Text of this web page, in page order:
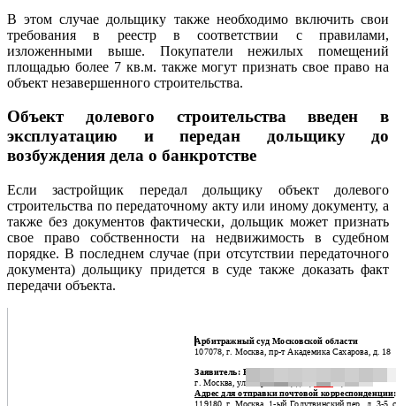
В этом случае дольщику также необходимо включить свои
требования в реестр в соответствии с правилами,
изложенными выше. Покупатели нежилых помещений
площадью более 7 кв.м. также могут признать свое право на
объект незавершенного строительства.
Объект долевого строительства введен в
эксплуатацию и передан дольщику до
возбуждения дела о банкротстве
Если застройщик передал дольщику объект долевого
строительства по передаточному акту или иному документу, а
также без документов фактически, дольщик может признать
свое право собственности на недвижимость в судебном
порядке. В последнем случае (при отсутствии передаточного
документа) дольщику придется в суде также доказать факт
передачи объекта.